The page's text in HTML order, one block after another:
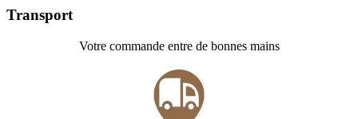
Transport
Votre commande entre de bonnes mains